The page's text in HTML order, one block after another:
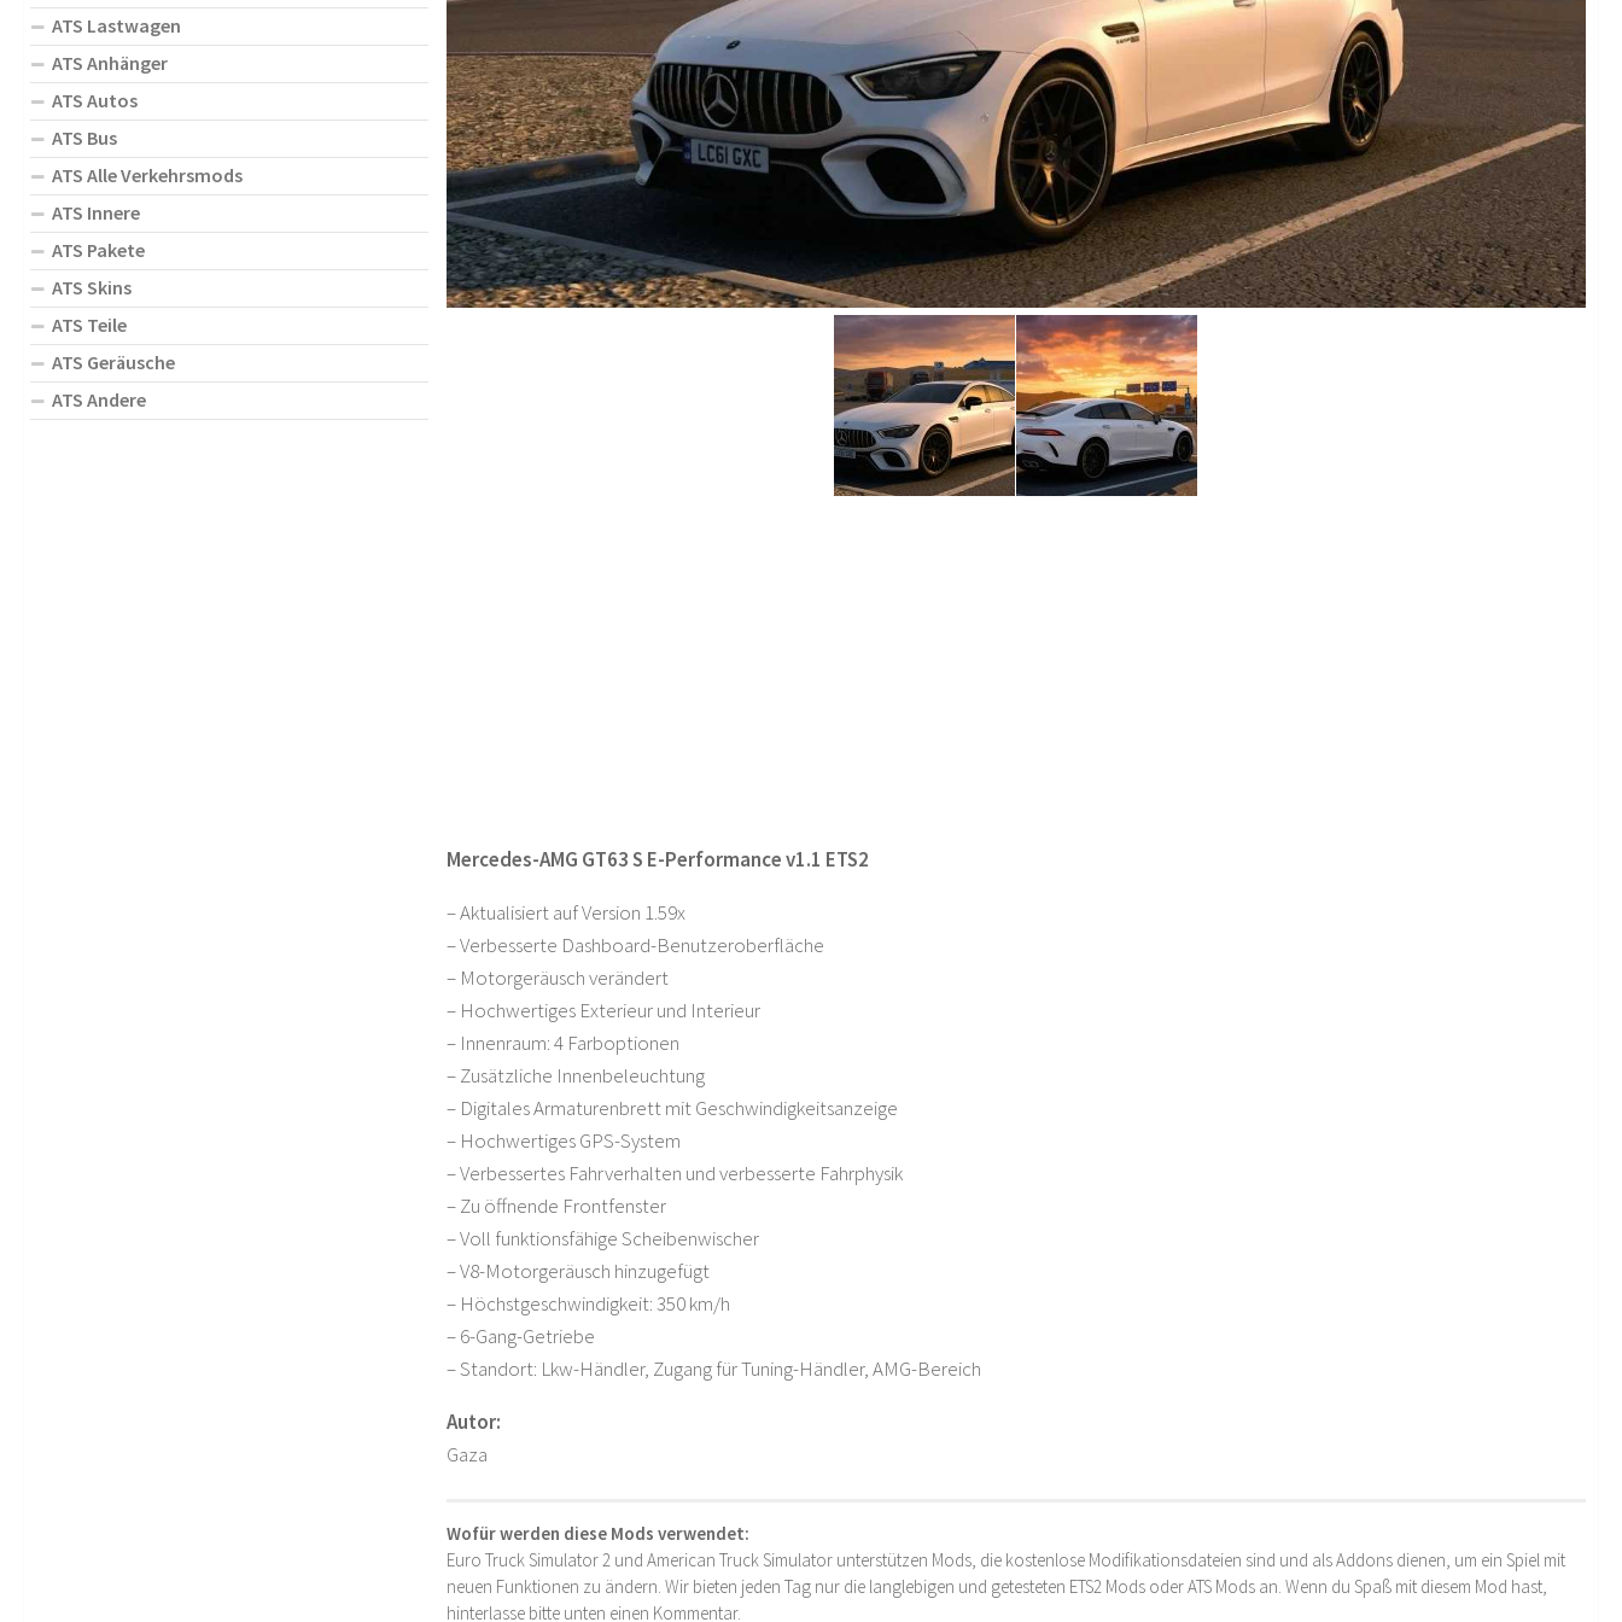
Mercedes-AMG GT63 S E-Performance v1.1 ETS2
– Aktualisiert auf Version 1.59x
– Verbesserte Dashboard-Benutzeroberfläche
– Motorgeräusch verändert
– Hochwertiges Exterieur und Interieur
– Innenraum: 4 Farboptionen
– Zusätzliche Innenbeleuchtung
– Digitales Armaturenbrett mit Geschwindigkeitsanzeige
– Hochwertiges GPS-System
– Verbessertes Fahrverhalten und verbesserte Fahrphysik
– Zu öffnende Frontfenster
– Voll funktionsfähige Scheibenwischer
– V8-Motorgeräusch hinzugefügt
– Höchstgeschwindigkeit: 350 km/h
– 6-Gang-Getriebe
– Standort: Lkw-Händler, Zugang für Tuning-Händler, AMG-Bereich
Autor:
Gaza
Wofür werden diese Mods verwendet:
Euro Truck Simulator 2 und American Truck Simulator unterstützen Mods, die kostenlose Modifikationsdateien sind und als Addons dienen, um ein Spiel mit
neuen Funktionen zu ändern. Wir bieten jeden Tag nur die langlebigen und getesteten ETS2 Mods oder ATS Mods an. Wenn du Spaß mit diesem Mod hast,
hinterlasse bitte unten einen Kommentar.
ATS Lastwagen
ATS Anhänger
ATS Autos
ATS Bus
ATS Alle Verkehrsmods
ATS Innere
ATS Pakete
ATS Skins
ATS Teile
ATS Geräusche
ATS Andere